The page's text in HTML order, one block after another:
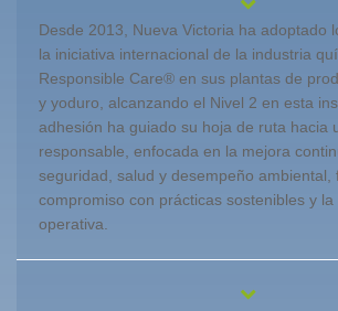
Desde 2013, Nueva Victoria ha adoptado
la iniciativa internacional de la industria
Responsible Care® en sus plantas de
y yoduro, alcanzando el Nivel 2 en esta
adhesión ha guiado su hoja de ruta hacia
responsable, enfocada en la mejora
seguridad, salud y desempeño ambiental,
compromiso con prácticas sostenibles y la
operativa.